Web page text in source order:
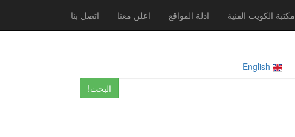
مكتبة الكويت الفنية ادلة المواقع اعلن معنا اتصل بنا
البحث!